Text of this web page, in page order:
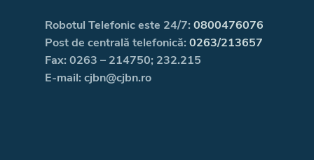
Robotul Telefonic este 24/7: 0800476076
Post de centrală telefonică: 0263/213657
Fax: 0263 – 214750; 232.215
E-mail: cjbn@cjbn.ro